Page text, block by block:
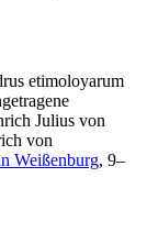
etimoloyarum
Julius von
von
Weißenburg, 9–